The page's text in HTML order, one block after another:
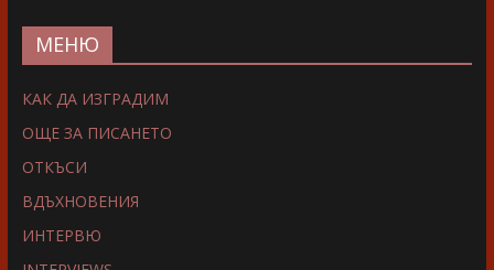
МЕНЮ
КАК ДА ИЗГРАДИМ
ОЩЕ ЗА ПИСАНЕТО
ОТКЪСИ
ВДЪХНОВЕНИЯ
ИНТЕРВЮ